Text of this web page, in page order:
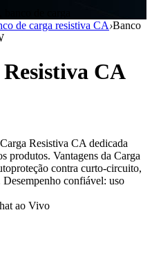
de carga resistiva CA›Banco
CA
Resistiva CA dedicada
produtos. Vantagens da Carga
contra curto-circuito,
confiável: uso
ao Vivo